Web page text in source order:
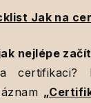
Jak na
nejlépe začít
certifikaci?